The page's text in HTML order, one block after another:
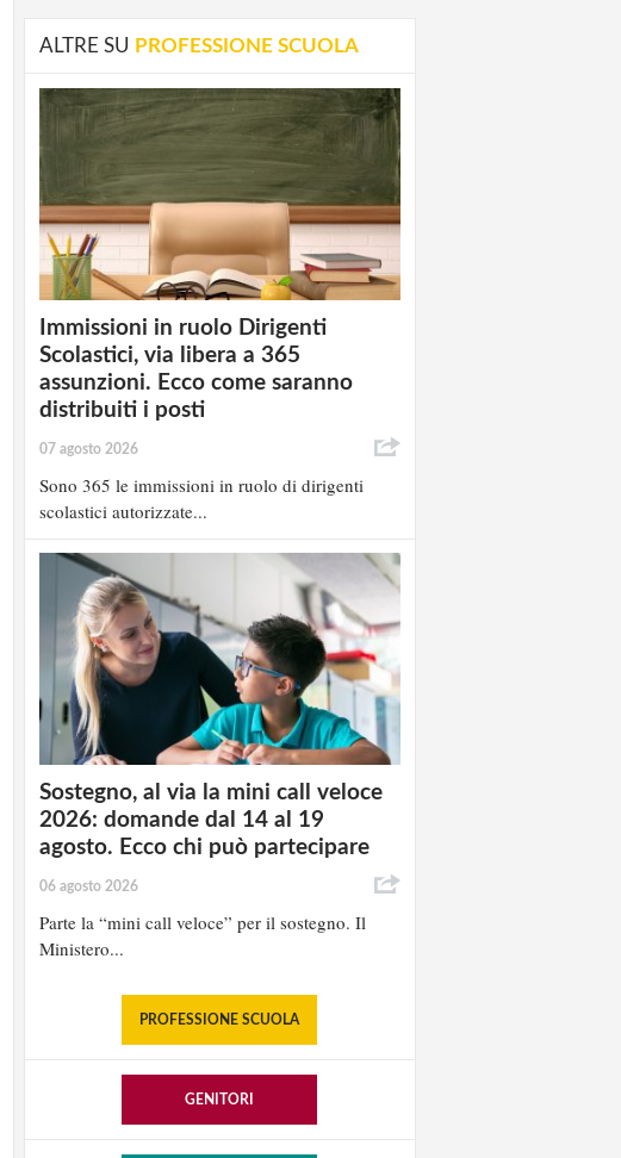
ALTRE SU PROFESSIONE SCUOLA
Immissioni in ruolo Dirigenti
Scolastici, via libera a 365
assunzioni. Ecco come saranno
distribuiti i posti
07 agosto 2026
Sono 365 le immissioni in ruolo di dirigenti
scolastici autorizzate...
Sostegno, al via la mini call veloce
2026: domande dal 14 al 19
agosto. Ecco chi può partecipare
06 agosto 2026
Parte la “mini call veloce” per il sostegno. Il
Ministero...
PROFESSIONE SCUOLA
GENITORI